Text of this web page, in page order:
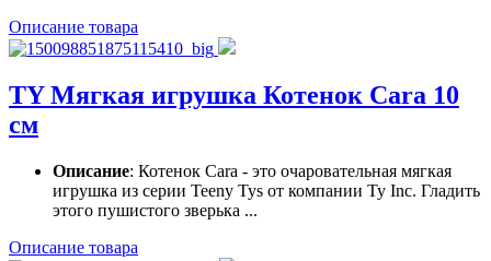
Описание товара
TY Мягкая игрушка Котенок Cara 10
см
Описание: Котенок Cara - это очаровательная мягкая
игрушка из серии Teeny Tys от компании Ty Inc. Гладить
этого пушистого зверька ...
Описание товара